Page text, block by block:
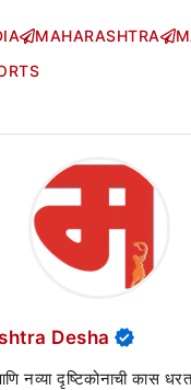
MAHARASHTRA
Desha
नव्या दृष्टिकोनाची कास